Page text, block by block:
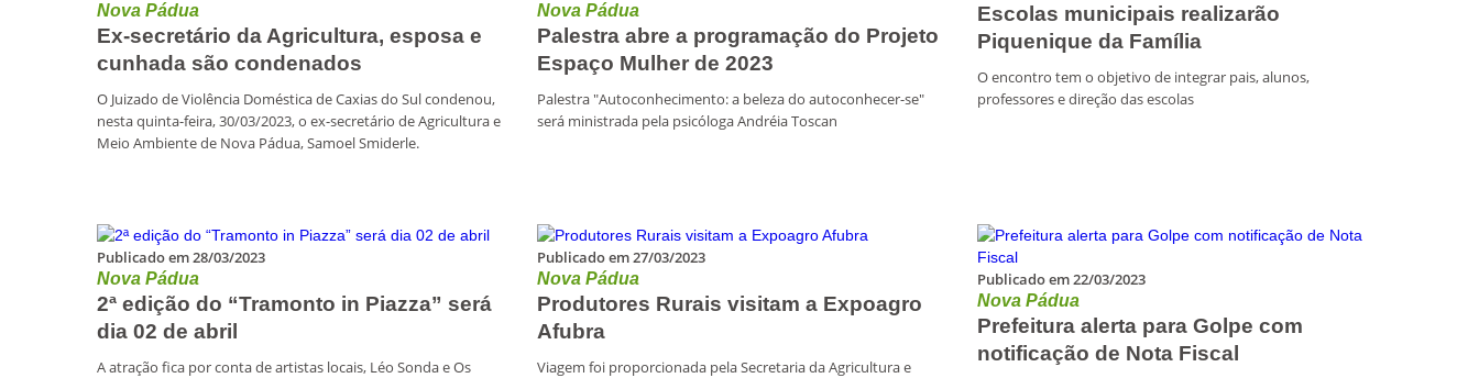
Nova Pádua
Ex-secretário da Agricultura, esposa e
cunhada são condenados
O Juizado de Violência Doméstica de Caxias do Sul condenou,
nesta quinta-feira, 30/03/2023, o ex-secretário de Agricultura e
Meio Ambiente de Nova Pádua, Samoel Smiderle.
Nova Pádua
Palestra abre a programação do Projeto
Espaço Mulher de 2023
Palestra "Autoconhecimento: a beleza do autoconhecer-se"
será ministrada pela psicóloga Andréia Toscan
Escolas municipais realizarão
Piquenique da Família
O encontro tem o objetivo de integrar pais, alunos,
professores e direção das escolas
Publicado em 28/03/2023
Nova Pádua
2ª edição do “Tramonto in Piazza” será
dia 02 de abril
A atração fica por conta de artistas locais, Léo Sonda e Os
Publicado em 27/03/2023
Nova Pádua
Produtores Rurais visitam a Expoagro
Afubra
Viagem foi proporcionada pela Secretaria da Agricultura e
Publicado em 22/03/2023
Nova Pádua
Prefeitura alerta para Golpe com
notificação de Nota Fiscal